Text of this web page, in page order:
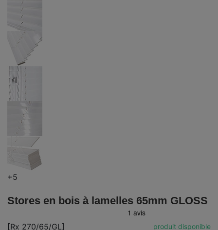
+5
Stores en bois à lamelles 65mm GLOSS
[Rx 270/65/GL] produit disponible